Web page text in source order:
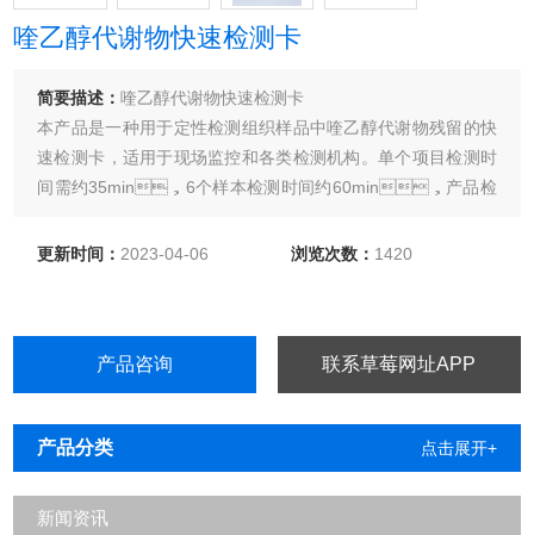
喹乙醇代谢物快速检测卡
简要描述：喹乙醇代谢物快速检测卡
本产品是一种用于定性检测组织样品中喹乙醇代谢物残留的快
速检测卡，适用于现场监控和各类检测机构。单个项目检测时
间需约35min，6个样本检测时间约60min，产品检
更新时间： 2023-04-06 浏览次数： 1420
产品咨询 联系草莓网址APP
产品分类 点击展开+
新闻资讯